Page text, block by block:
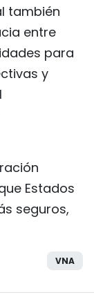
también
entre
para
y
Estados
seguros,
VNA